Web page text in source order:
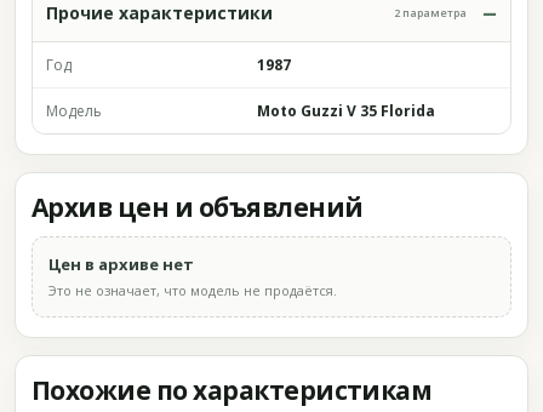
Прочие характеристики 2 параметра
Год 1987
Модель Moto Guzzi V 35 Florida
Архив цен и объявлений
Цен в архиве нет
Это не означает, что модель не продаётся.
Похожие по характеристикам